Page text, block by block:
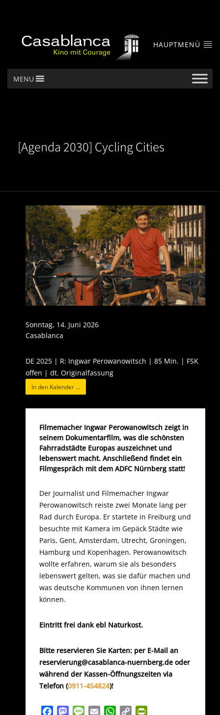
HAUPTMENÜ
MENU
[Agenda 2030] Cycling Cities
Filmemacher Ingwar Perowanowitsch zeigt in
seinem Dokumentarfilm, was die schönsten
Fahrradstädte Europas auszeichnet und
lebenswert macht. Anschließend findet ein
Filmgespräch mit dem ADFC Nürnberg statt!
Der Journalist und Filmemacher Ingwar
Perowanowitsch reiste zwei Monate lang per
Rad durch Europa. Er startete in Freiburg und
besuchte mit Kamera im Gepäck Städte wie
Paris, Gent, Amsterdam, Utrecht, Groningen,
Hamburg und Kopenhagen. Perowanowitsch
wollte erfahren, warum sie als besonders
lebenswert gelten, was sie dafür machen und
was deutsche Kommunen von ihnen lernen
können.
Eintritt frei dank ebl Naturkost.
Bitte reservieren Sie Karten: per E-Mail an
reservierung@casablanca-nuernberg.de oder
während der Kassen-Öffnungszeiten via
Telefon (0911-454824)!
FacebookMastodon
Message
Email WhatsApp
Copy
Sonntag, 14. Juni 2026
Casablanca
DE 2025 | R: Ingwar Perowanowitsch | 85 Min. | FSK
offen | dt. Originalfassung
In den Kalender …